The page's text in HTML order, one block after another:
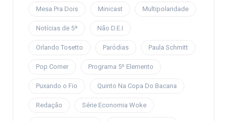
Mesa Pra Dois Minicast Multipolaridade
Notícias de 5ª Não D.E.I
Orlando Tosetto Paródias Paula Schmitt
Pop Corner Programa 5º Elemento
Puxando o Fio Quinto Na Copa Do Bacana
Redação Série Economia Woke